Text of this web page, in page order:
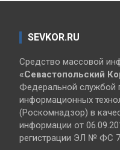
SEVKOR.RU
Средство массовой
«Севастопольский
Федеральной службой
информационных
(Роскомнадзор) в
информации от
регистрации ЭЛ № ФС